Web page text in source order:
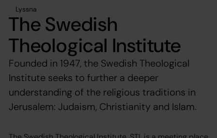
Lyssna
The Swedish
Theological Institute
Founded in 1947, the Swedish Theological
Institute seeks to further a deeper
understanding of the religious traditions in
Jerusalem: Judaism, Christianity and Islam.